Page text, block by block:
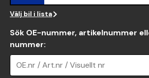
Välj bil i lista
Sök OE-nummer, artikelnummer
nummer:
OE.nr / Art.nr / Visuellt nr